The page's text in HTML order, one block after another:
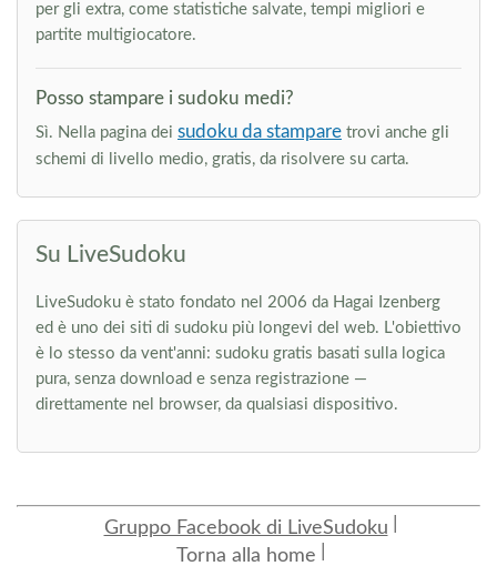
per gli extra, come statistiche salvate, tempi migliori e
partite multigiocatore.
Posso stampare i sudoku medi?
Sì. Nella pagina dei sudoku da stampare trovi anche gli
schemi di livello medio, gratis, da risolvere su carta.
Su LiveSudoku
LiveSudoku è stato fondato nel 2006 da Hagai Izenberg
ed è uno dei siti di sudoku più longevi del web. L'obiettivo
è lo stesso da vent'anni: sudoku gratis basati sulla logica
pura, senza download e senza registrazione —
direttamente nel browser, da qualsiasi dispositivo.
Gruppo Facebook di LiveSudoku
Torna alla home